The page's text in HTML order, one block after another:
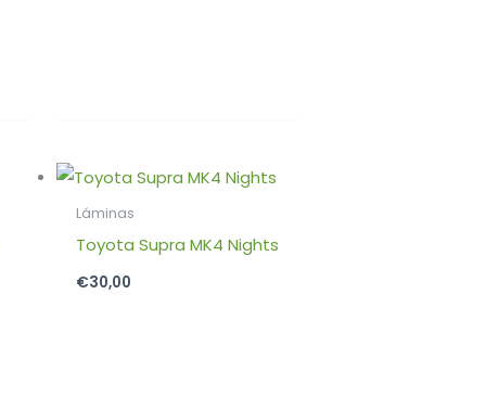
Láminas
Toyota Supra MK4 Nights
€30,00